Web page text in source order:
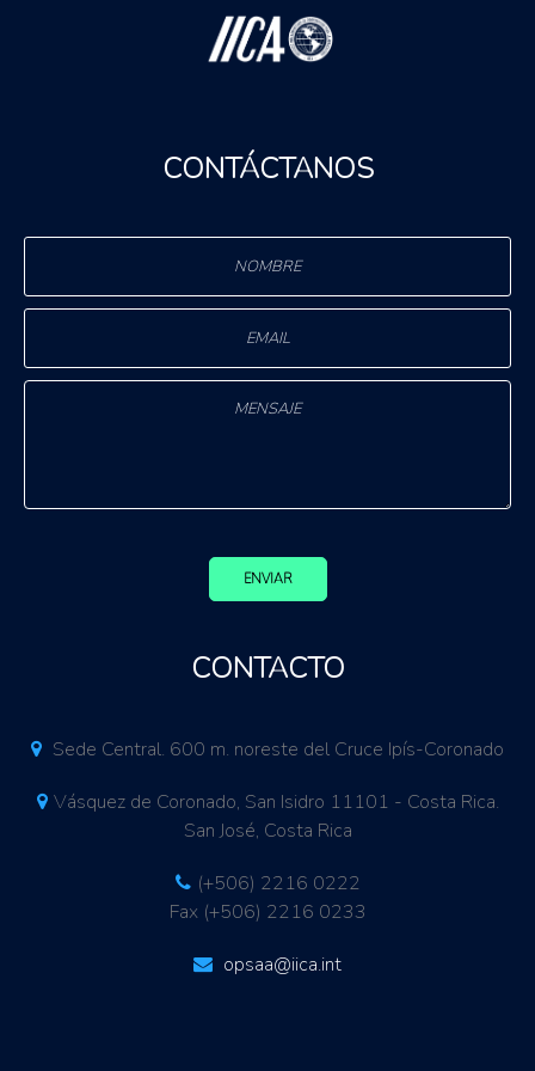
CONTÁCTANOS
ENVIAR
CONTACTO
Sede Central. 600 m. noreste del Cruce Ipís-Coronado
Vásquez de Coronado, San Isidro 11101 - Costa Rica.
San José, Costa Rica
(+506) 2216 0222
Fax (+506) 2216 0233
opsaa@iica.int